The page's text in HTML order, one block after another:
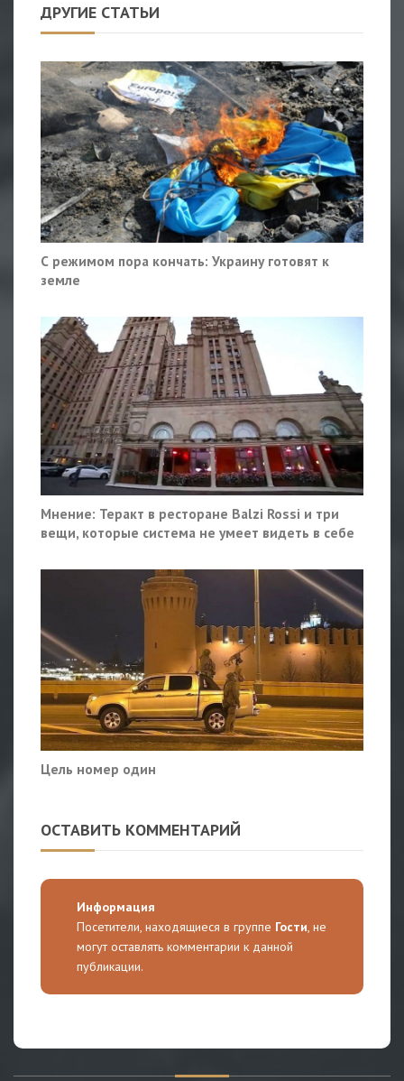
ДРУГИЕ СТАТЬИ
С режимом пора кончать: Украину готовят к
земле
Мнение: Теракт в ресторане Balzi Rossi и три
вещи, которые система не умеет видеть в себе
Цель номер один
ОСТАВИТЬ КОММЕНТАРИЙ
Информация
Посетители, находящиеся в группе Гости, не
могут оставлять комментарии к данной
публикации.